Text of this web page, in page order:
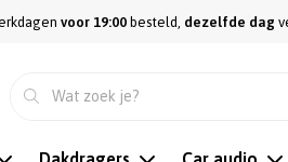
voor 19:00 besteld, dezelfde dag